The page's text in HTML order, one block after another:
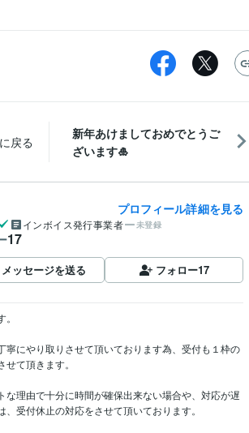
戻る
新年あけましておめでとうご
ざいます🎍
プロフィール詳細を見る
インボイス発行事業者 未登録
17
メッセージを送る フォロー17
寧にやり取りさせて頂いております為、受付も１枠の
て頂きます。
な理由で十分に時間が確保出来ない場合や、対応が遅
受付休止の対応をさせて頂いております。